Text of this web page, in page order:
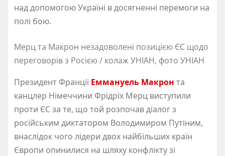
над допомогою Україні в досягненні перемоги на
полі бою.
Мерц та Макрон незадоволені позицією ЄС щодо
переговорів з Росією / колаж УНІАН, фото УНІАН
Президент Франції Еммануель Макрон та
канцлер Німеччини Фрідріх Мерц виступили
проти ЄС за те, що той розпочав діалог з
російським диктатором Володимиром Путіним,
внаслідок чого лідери двох найбільших країн
Європи опинилися на шляху конфлікту зі